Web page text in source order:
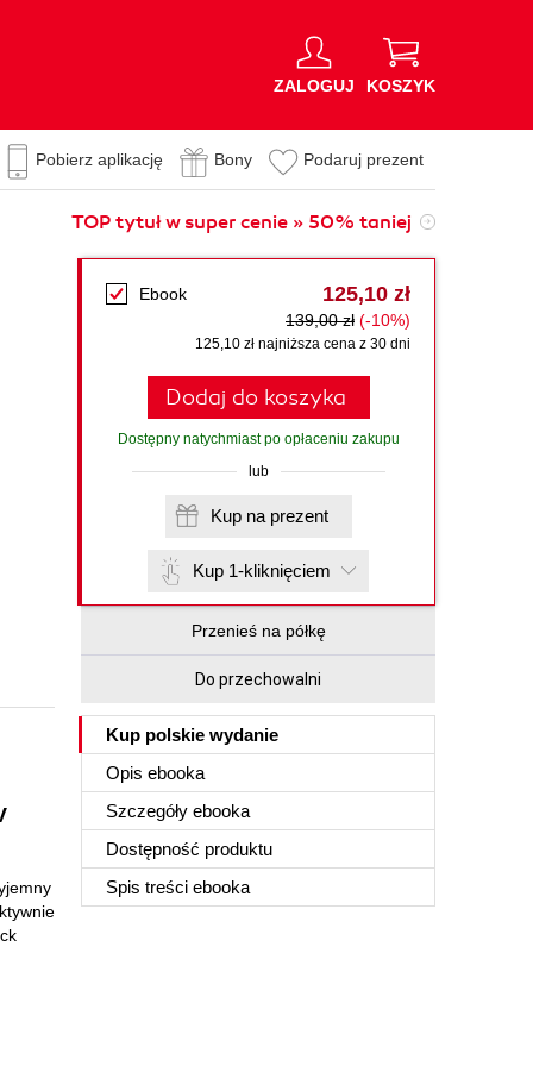
ZALOGUJ KOSZYK
Pobierz aplikację Bony Podaruj prezent
TOP tytuł w super cenie » 50% taniej
Ebook 125,10 zł
139,00 zł (-10%)
125,10 zł najniższa cena z 30 dni
Dodaj do koszyka
Dostępny natychmiast po opłaceniu zakupu
lub
Kup na prezent
Kup 1-kliknięciem
Przenieś na półkę
Do przechowalni
Kup polskie wydanie
Opis ebooka
Szczegóły ebooka
Dostępność produktu
Spis treści ebooka